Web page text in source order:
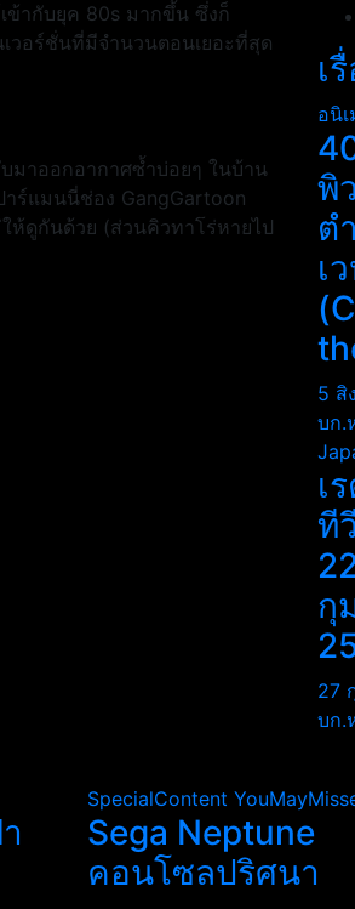
ข้ากับยุค 80s มากขึ้น ซึ่งก็
เวอร์ชั่นที่มีจำนวนตอนเยอะที่สุด
มาออกอากาศซ้ำบ่อยๆ ในบ้าน
ร์แมนนี่ช่อง GangGartoon
ห้ดูกันด้วย (ส่วนคิวทาโร่หายไป
เ
อนิเ
พิ
ต
เ
5 สิ
บก.
เ
ที
กุ
27
บก.
SpecialContent
Sega Neptune
คอนโซลปริศนา